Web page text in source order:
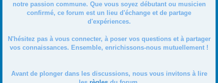
notre passion commune. Que vous soyez débutant ou musicien
confirmé, ce forum est un lieu d'échange et de partage
d'expériences.
N'hésitez pas à vous connecter, à poser vos questions et à partager
vos connaissances. Ensemble, enrichissons-nous mutuellement !
Avant de plonger dans les discussions, nous vous invitons à lire